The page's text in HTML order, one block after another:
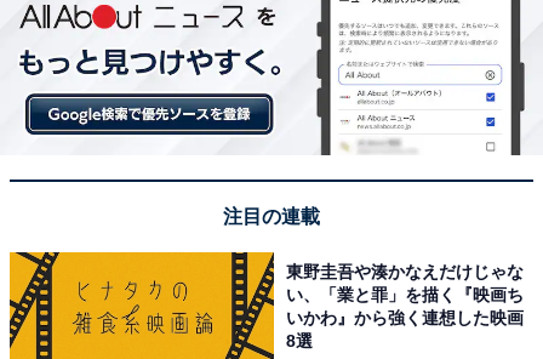
注目の連載
東野圭吾や湊かなえだけじゃな
い、「業と罪」を描く『映画ち
いかわ』から強く連想した映画
8選